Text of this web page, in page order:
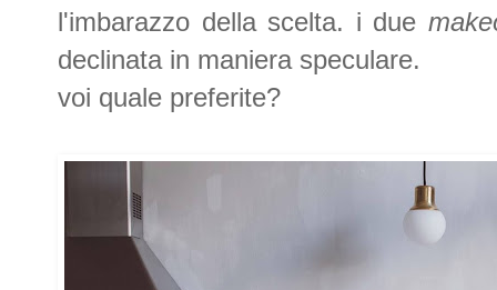
l'imbarazzo della scelta. i due
declinata in maniera speculare.
voi quale preferite?